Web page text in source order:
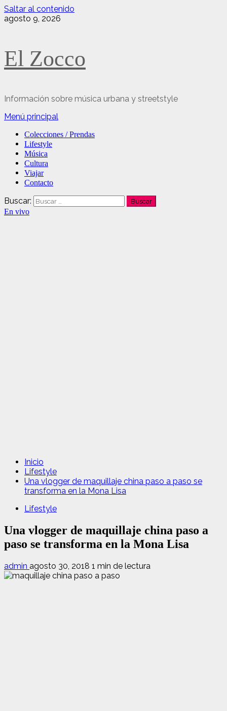
Saltar al contenido
agosto 9, 2026
El Zocco
Información sobre música urbana y streetstyle
Menú principal
Colecciones / Prendas
Lifestyle
Música
Cultura
Viajar
Contacto
Buscar:
En vivo
Inicio
Lifestyle
Una vlogger de maquillaje china paso a paso se
transforma en la Mona Lisa
Lifestyle
Una vlogger de maquillaje china paso a
paso se transforma en la Mona Lisa
admin agosto 30, 2018 1 min de lectura